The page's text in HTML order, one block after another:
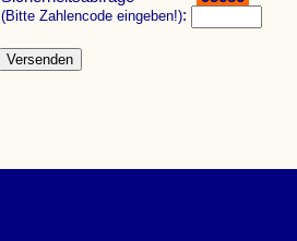
(Bitte Zahlencode eingeben!):